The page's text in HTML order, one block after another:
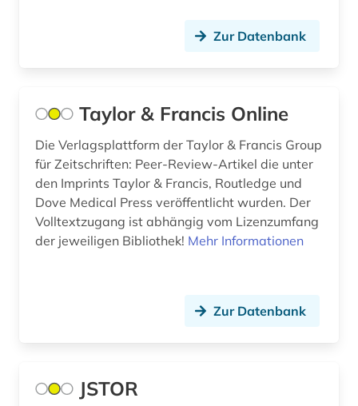
aktienmarkt (1)
aktienrecht (2)
aktuelles lexikon (1)
akupunktur (1)
akustik (1)
alben (1)
Zur Datenbank
Taylor & Francis Online
Die Verlagsplattform der Taylor & Francis Group
für Zeitschriften: Peer-Review-Artikel die unter
den Imprints Taylor & Francis, Routledge und
Dove Medical Press veröffentlicht wurden. Der
Volltextzugang ist abhängig vom Lizenzumfang
der jeweiligen Bibliothek! Mehr Informationen
Zur Datenbank
JSTOR